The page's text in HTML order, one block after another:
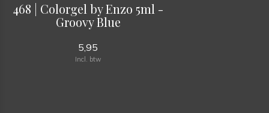
468 | Colorgel by Enzo 5ml -
Groovy Blue
5,95
Incl. btw